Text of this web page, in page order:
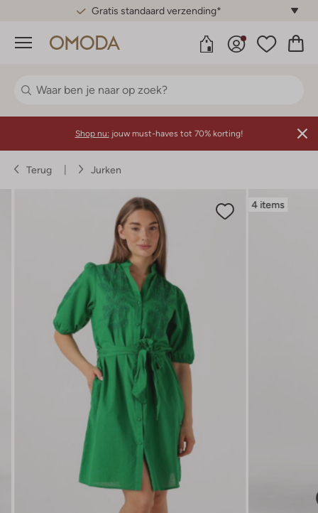
Gratis standaard verzending*
Menu
Shop nu: jouw must-haves tot 70% korting!
Terug Jurken
4 items